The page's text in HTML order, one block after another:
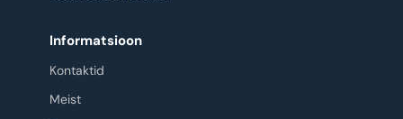
Informatsioon
Kontaktid
Meist